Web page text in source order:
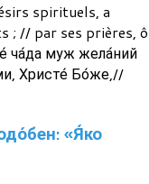
spirituels, a
; // par ses prières, ô
ча́да муж жела́ний
Христе́ Бо́же,//
«Я́ко